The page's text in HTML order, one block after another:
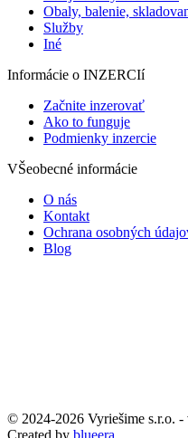
Obaly, balenie,
Služby
Iné
Informácie o INZERCIí
Začnite inzerovať
Ako to funguje
Podmienky inzercie
VŠeobecné informácie
O nás
Kontakt
Ochrana osobných
Blog
© 2024-2026 Vyriešime s.r.o. -